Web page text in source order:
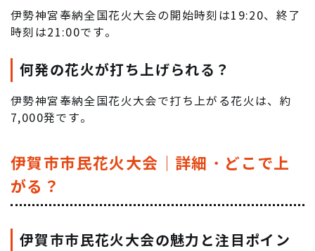
伊勢神宮奉納全国花火大会の開始時刻は19:20、終了
時刻は21:00です。
何発の花火が打ち上げられる？
伊勢神宮奉納全国花火大会で打ち上がる花火は、約
7,000発です。
伊賀市市民花火大会｜詳細・どこで上
がる？
伊賀市市民花火大会の魅力と注目ポイン